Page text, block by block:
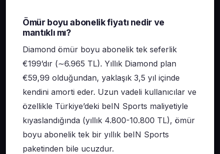
Ömür boyu abonelik fiyatı nedir ve
mantıklı mı?
Diamond ömür boyu abonelik tek seferlik
€199’dır (∼6.965 TL). Yıllık Diamond plan
€59,99 olduğundan, yaklaşık 3,5 yıl içinde
kendini amorti eder. Uzun vadeli kullanıcılar ve
özellikle Türkiye’deki beIN Sports maliyetiyle
kıyaslandığında (yıllık 4.800-10.800 TL), ömür
boyu abonelik tek bir yıllık beIN Sports
paketinden bile ucuzdur.